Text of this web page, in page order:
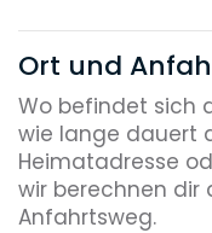
Ort und
Wo befindet sich
wie lange dauert
Heimatadresse
wir berechnen
Anfahrtsweg.